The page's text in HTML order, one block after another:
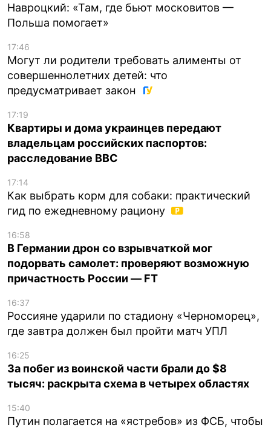
Навроцкий: «Там, где бьют московитов —
Польша помогает»
17:46
Могут ли родители требовать алименты от
совершеннолетних детей: что
предусматривает закон
17:19
Квартиры и дома украинцев передают
владельцам российских паспортов:
расследование BBC
17:14
Как выбрать корм для собаки: практический
гид по ежедневному рациону
16:58
В Германии дрон со взрывчаткой мог
подорвать самолет: проверяют возможную
причастность России — FT
16:37
Россияне ударили по стадиону «Черноморец»,
где завтра должен был пройти матч УПЛ
16:25
За побег из воинской части брали до $8
тысяч: раскрыта схема в четырех областях
15:40
Путин полагается на «ястребов» из ФСБ, чтобы